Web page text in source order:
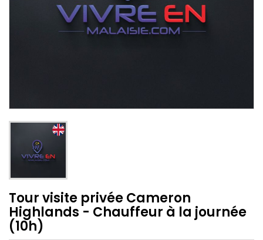
Tour visite privée Cameron
Highlands - Chauffeur à la journée
(10h)